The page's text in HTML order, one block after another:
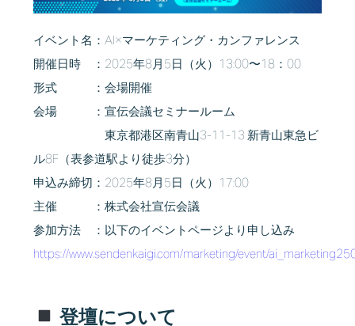
イベント名：AI×マーケティング・カンファレンス
開催日時 ：2025年8月5日（火）13:00〜18：00
形式 ：会場開催
会場 ：宣伝会議セミナールーム
東京都港区南青山3-11-13 新青山東急ビ
ル8F（表参道駅より徒歩3分）
申込み締切：2025年8月5日（火）17:00
主催 ：株式会社宣伝会議
参加方法 ：以下のイベントページより申し込み
https://www.sendenkaigi.com/marketing/event/